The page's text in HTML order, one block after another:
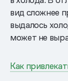
вид сложнее
выдалось
может не
Как